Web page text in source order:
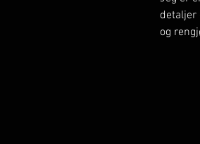
detaljer
og